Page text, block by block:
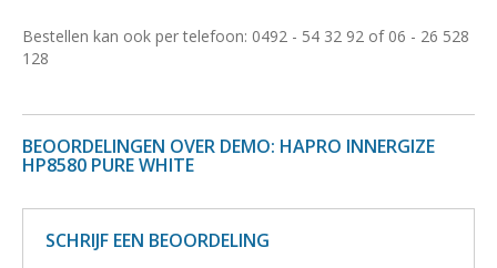
Bestellen kan ook per telefoon: 0492 - 54 32 92 of 06 - 26 528
128
BEOORDELINGEN OVER DEMO: HAPRO INNERGIZE
HP8580 PURE WHITE
SCHRIJF EEN BEOORDELING